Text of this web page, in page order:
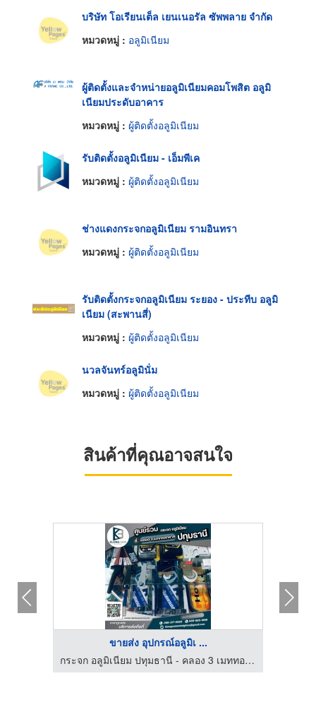
บริษัท โอเรียนเต็ล เยนเนอรัล ซัพพลาย จำกัด
หมวดหมู่ : อลูมิเนียม
ผู้ติดตั้งและจำหน่ายอลูมิเนียมคอมโพสิต อลูมิ
เนียมประดับอาคาร
หมวดหมู่ : ผู้ติดตั้งอลูมิเนียม
รับติดตั้งอลูมิเนียม - เอ็มพีเค
หมวดหมู่ : ผู้ติดตั้งอลูมิเนียม
ช่างแดงกระจกอลูมิเนียม รามอินทรา
หมวดหมู่ : ผู้ติดตั้งอลูมิเนียม
รับติดตั้งกระจกอลูมิเนียม ระยอง - ประทีบ อลูมิ
เนียม (สะพานสี่)
หมวดหมู่ : ผู้ติดตั้งอลูมิเนียม
นวลจันทร์อลูมินั่ม
หมวดหมู่ : ผู้ติดตั้งอลูมิเนียม
สินค้าที่คุณอาจสนใจ
ขายส่ง อุปกรณ์อลูมิเ ...
กระจก อลูมิเนียม ปทุมธานี - คลอง 3 เมททอลกลาส